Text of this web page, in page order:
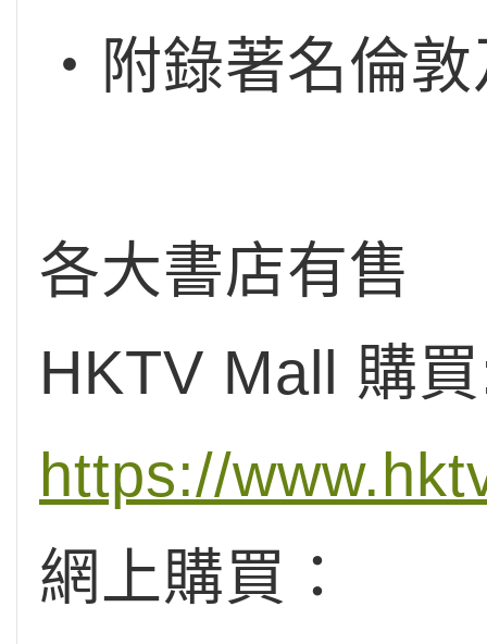
‧附錄著名倫
各大書店有售
HKTV Mall 購
https://
網上購買：